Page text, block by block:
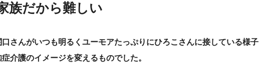
族だから難しい
さんがいつも明るくユーモアたっぷりにひろこさんに接している様子
介護のイメージを変えるものでした。